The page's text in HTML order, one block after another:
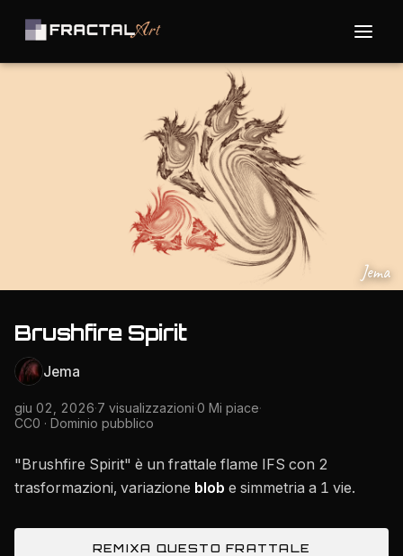
Jema
Brushfire Spirit
Jema
giu 02, 2026·7 visualizzazioni·0 Mi piace·
CC0 · Dominio pubblico
"Brushfire Spirit" è un frattale flame IFS con 2
trasformazioni, variazione blob e simmetria a 1 vie.
REMIXA QUESTO FRATTALE